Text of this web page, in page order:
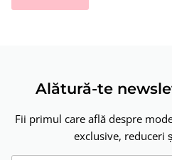
Alătură-te
Fii primul care află despre
exclusive, reduceri